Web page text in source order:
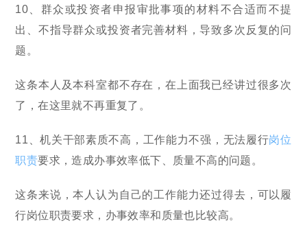
10、群众或投资者申报审批事项的材料不合适而不提
出、不指导群众或投资者完善材料，导致多次反复的问
题。
这条本人及本科室都不存在，在上面我已经讲过很多次
了，在这里就不再重复了。
11、机关干部素质不高，工作能力不强，无法履行岗位
职责要求，造成办事效率低下、质量不高的问题。
这条来说，本人认为自己的工作能力还过得去，可以履
行岗位职责要求，办事效率和质量也比较高。